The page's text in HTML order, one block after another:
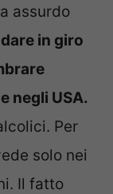
assurdo
in giro
negli USA.
Per
solo nei
Il fatto